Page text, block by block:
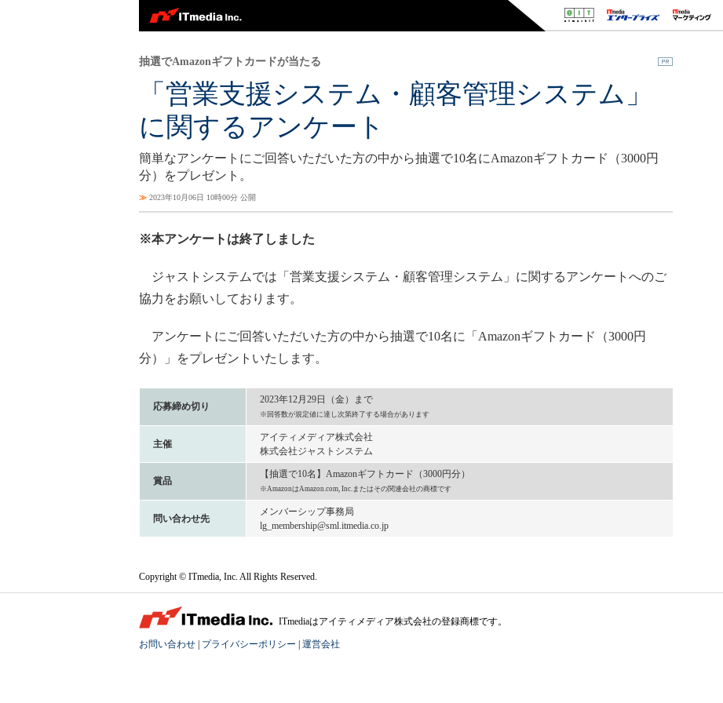
「営業支援システム・顧客管理システム」
に関するアンケート
抽選でAmazonギフトカードが当たる
簡単なアンケートにご回答いただいた方の中から抽選で10名にAmazonギフトカード（3000円
分）をプレゼント。
≫ 2023年10月06日 10時00分 公開
※本アンケートは終了しました
ジャストシステムでは「営業支援システム・顧客管理システム」に関するアンケートへのご
協力をお願いしております。
アンケートにご回答いただいた方の中から抽選で10名に「Amazonギフトカード（3000円
分）」をプレゼントいたします。
応募締め切り
2023年12月29日（金）まで
※回答数が規定値に達し次第終了する場合があります
主催
アイティメディア株式会社
株式会社ジャストシステム
賞品
【抽選で10名】Amazonギフトカード（3000円分）
※AmazonはAmazon.com, Inc.またはその関連会社の商標です
問い合わせ先
メンバーシップ事務局
lg_membership@sml.itmedia.co.jp
Copyright © ITmedia, Inc. All Rights Reserved.
ITmediaはアイティメディア株式会社の登録商標です。
お問い合わせ プライバシーポリシー 運営会社